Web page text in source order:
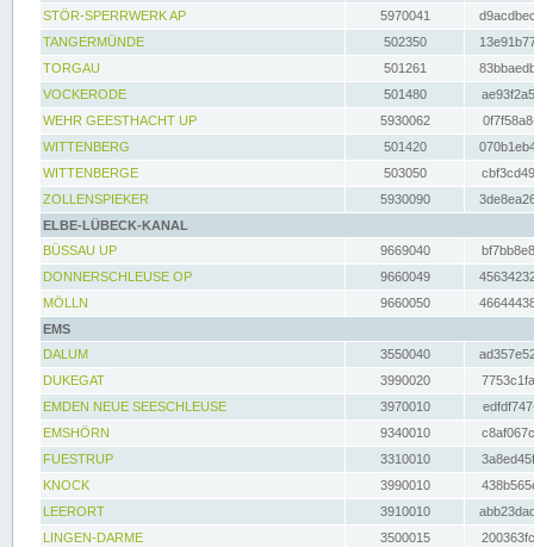
STÖR-SPERRWERK AP 5970041
TANGERMÜNDE
502350
TORGAU
501261
VOCKERODE
501480
WEHR GEESTHACHT UP
5930062
WITTENBERG
501420
WITTENBERGE
503050
ZOLLENSPIEKER
5930090
ELBE-LÜBECK-KANAL
BÜSSAU UP
9669040
DONNERSCHLEUSE OP
9660049
MÖLLN
9660050
EMS
DALUM
3550040
DUKEGAT
3990020
EMDEN NEUE SEESCHLEUSE
3970010
EMSHÖRN
9340010
FUESTRUP
3310010
KNOCK
3990010
LEERORT
3910010
LINGEN-DARME
3500015